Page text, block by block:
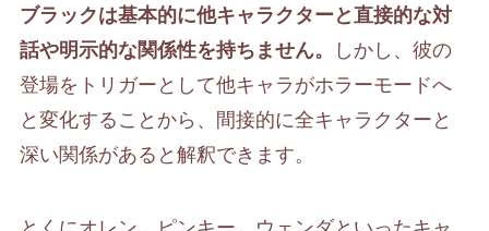
ブラックは基本的に他キャラクターと直接的な対
話や明示的な関係性を持ちません。
しかし、彼の
登場をトリガーとして他キャラがホラーモードへ
と変化することから、間接的に全キャラクターと
深い関係があると解釈できます。